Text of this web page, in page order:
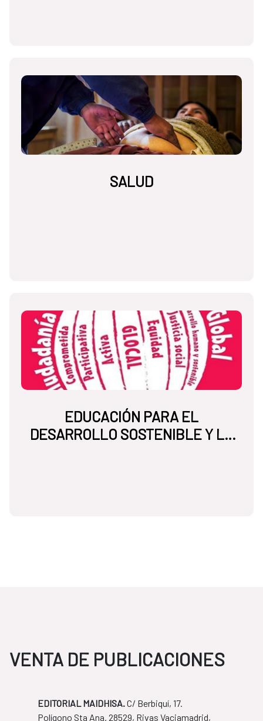
SALUD
EDUCACIÓN PARA EL
DESARROLLO SOSTENIBLE Y LA
VENTA DE PUBLICACIONES
EDITORIAL MAIDHISA.C/ Berbiquí, 17.
Polígono Sta Ana. 28529, Rivas Vaciamadrid,